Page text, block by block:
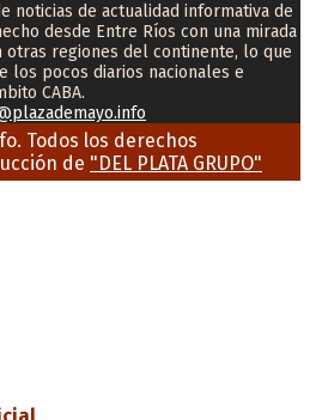
noticias de actualidad informativa de
desde Entre Ríos con una mirada
regiones del continente, lo que
los pocos diarios nacionales e
CABA.
Todos los derechos
de "DEL PLATA GRUPO"